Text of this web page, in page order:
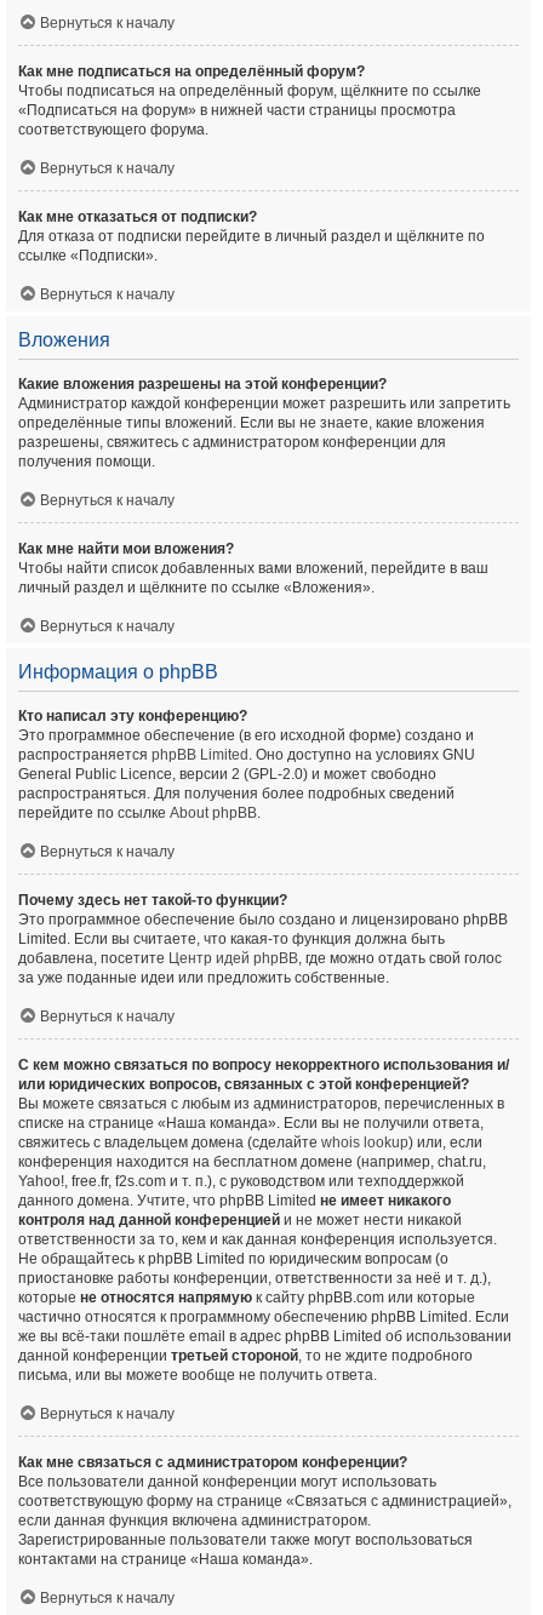
Вернуться к началу
Как мне подписаться на определённый форум?
Чтобы подписаться на определённый форум, щёлкните по ссылке
«Подписаться на форум» в нижней части страницы просмотра
соответствующего форума.
Вернуться к началу
Как мне отказаться от подписки?
Для отказа от подписки перейдите в личный раздел и щёлкните по
ссылке «Подписки».
Вернуться к началу
Вложения
Какие вложения разрешены на этой конференции?
Администратор каждой конференции может разрешить или запретить
определённые типы вложений. Если вы не знаете, какие вложения
разрешены, свяжитесь с администратором конференции для
получения помощи.
Вернуться к началу
Как мне найти мои вложения?
Чтобы найти список добавленных вами вложений, перейдите в ваш
личный раздел и щёлкните по ссылке «Вложения».
Вернуться к началу
Информация о phpBB
Кто написал эту конференцию?
Это программное обеспечение (в его исходной форме) создано и
распространяется phpBB Limited . Оно доступно на условиях GNU
General Public Licence, версии 2 (GPL-2.0) и может свободно
распространяться. Для получения более подробных сведений
перейдите по ссылке About phpBB.
Вернуться к началу
Почему здесь нет такой-то функции?
Это программное обеспечение было создано и лицензировано phpBB
Limited. Если вы считаете, что какая-то функция должна быть
добавлена, посетите Центр идей phpBB, где можно отдать свой голос
за уже поданные идеи или предложить собственные.
Вернуться к началу
С кем можно связаться по вопросу некорректного использования и/
или юридических вопросов, связанных с этой конференцией?
Вы можете связаться с любым из администраторов, перечисленных в
списке на странице «Наша команда». Если вы не получили ответа,
свяжитесь с владельцем домена (сделайте whois lookup) или, если
конференция находится на бесплатном домене (например, chat.ru,
Yahoo!, free.fr, f2s.com и т. п.), с руководством или техподдержкой
данного домена. Учтите, что phpBB Limited не имеет никакого
контроля над данной конференцией и не может нести никакой
ответственности за то, кем и как данная конференция используется.
Не обращайтесь к phpBB Limited по юридическим вопросам (о
приостановке работы конференции, ответственности за неё и т. д.),
которые не относятся напрямую к сайту phpBB.com или которые
частично относятся к программному обеспечению phpBB Limited. Если
же вы всё-таки пошлёте email в адрес phpBB Limited об использовании
данной конференции третьей стороной, то не ждите подробного
письма, или вы можете вообще не получить ответа.
Вернуться к началу
Как мне связаться с администратором конференции?
Все пользователи данной конференции могут использовать
соответствующую форму на странице «Связаться с администрацией»,
если данная функция включена администратором.
Зарегистрированные пользователи также могут воспользоваться
контактами на странице «Наша команда».
Вернуться к началу